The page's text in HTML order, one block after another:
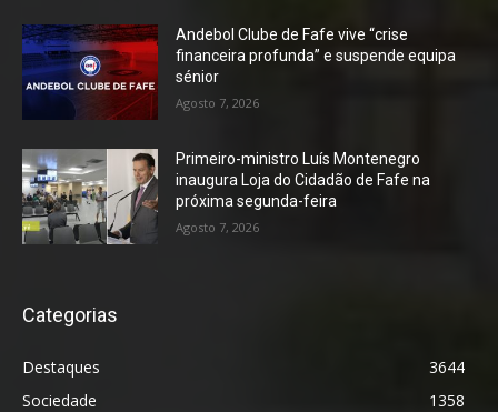
Andebol Clube de Fafe vive “crise
financeira profunda” e suspende equipa
sénior
Agosto 7, 2026
Primeiro-ministro Luís Montenegro
inaugura Loja do Cidadão de Fafe na
próxima segunda-feira
Agosto 7, 2026
Categorias
Destaques
3644
Sociedade
1358